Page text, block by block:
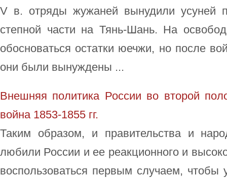
V в. отряды жужаней вынудили усуней
степной части на Тянь-Шань. На
обосноваться остатки юечжи, но после
они были вынуждены ...
Внешняя политика России во второй
война 1853-1855 гг.
Таким образом, и правительства и
любили России и ее реакционного и
воспользоваться первым случаем, чтобы